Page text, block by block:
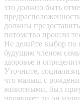
это должно быть
должны
потомство прошли
Не делайте выбор по
будущим членом
здоровье и
Уточните,
что малыш с
животными, был